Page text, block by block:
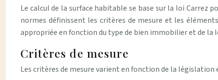
Le calcul de la surface habitable se base sur la loi
normes définissent les critères de mesure et les
appropriée en fonction du type de bien immobilier et de la
Critères de mesure
Les critères de mesure varient en fonction de la